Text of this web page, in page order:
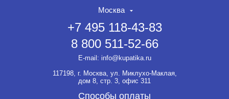
Москва
+7 495 118-43-83
8 800 511-52-66
E-mail: info@kupatika.ru
117198, г. Москва, ул. Миклухо-Маклая,
дом 8, стр. 3, офис 311
Способы оплаты